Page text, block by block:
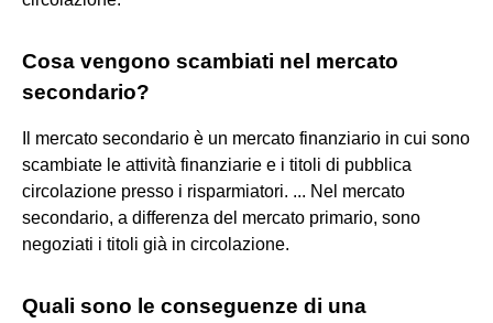
Cosa vengono scambiati nel mercato
secondario?
Il mercato secondario è un mercato finanziario in cui sono
scambiate le attività finanziarie e i titoli di pubblica
circolazione presso i risparmiatori. ... Nel mercato
secondario, a differenza del mercato primario, sono
negoziati i titoli già in circolazione.
Quali sono le conseguenze di una